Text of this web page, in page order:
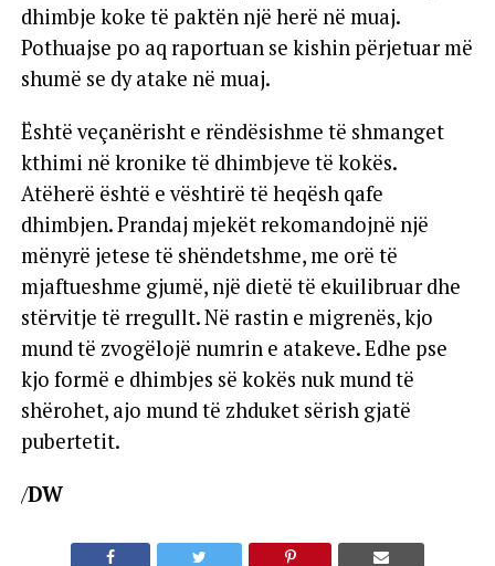
dhimbje koke të paktën një herë në muaj.
Pothuajse po aq raportuan se kishin përjetuar më
shumë se dy atake në muaj.
Është veçanërisht e rëndësishme të shmanget
kthimi në kronike të dhimbjeve të kokës.
Atëherë është e vështirë të heqësh qafe
dhimbjen. Prandaj mjekët rekomandojnë një
mënyrë jetese të shëndetshme, me orë të
mjaftueshme gjumë, një dietë të ekuilibruar dhe
stërvitje të rregullt. Në rastin e migrenës, kjo
mund të zvogëlojë numrin e atakeve. Edhe pse
kjo formë e dhimbjes së kokës nuk mund të
shërohet, ajo mund të zhduket sërish gjatë
pubertetit.
/DW